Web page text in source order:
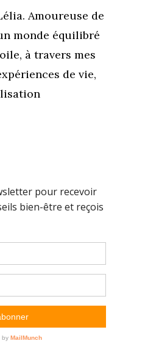
Amoureuse de
monde équilibré
à travers mes
de vie,